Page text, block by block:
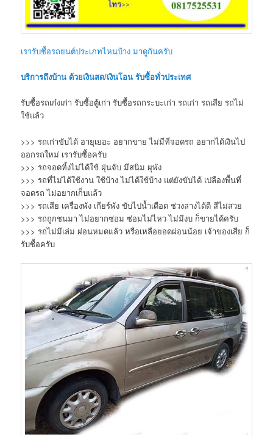
เรารับซื้อรถยนต์ประเภทไหนบ้าง มาดูกันครับ
บริการถึงบ้าน ด้วยเงินสด/เงินโอน รับซื้อทั่วประเทศ
รับซื้อรถเก๋งเก่า รับซื้อตู้เก่า รับซื้อรถกระบะเก่า รถเก่า รถเสีย รถไม่
ใช้แล้ว
>>> รถเก่าขับได้ อายุเยอะ อยากขาย ไม่มีที่จอดรถ อยากได้เงินไป
ออกรถใหม่ เรารับซื้อครับ
>>> รถจอดทิ้งไม่ได้ใช้ ฝุ่นจับ มีสนิม ผุพัง
>>> รถที่ไม่ได้ใช้งาน ใช้บ้าง ไม่ได้ใช้บ้าง แต่ยังขับได้ เปลืองพื้นที่
จอดรถ ไม่อยากเก็บแล้ว
>>> รถเสีย เครื่องพัง เกียร์พัง ขับไปน้ำเดือด ช่วงล่างได้ดี สีไม่สวย
>>> รถถูกชนมา ไม่อยากซ่อม ซ่อมไม่ไหว ไม่มีงบ ก็ขายได้ครับ
>>> รถไม่มีเล่ม ผ่อนหมดแล้ว หรือเหลือยอดผ่อนน้อย เจ้าของเสีย ก็
รับซื้อครับ